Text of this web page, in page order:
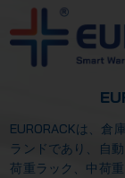
EURORACKは、倉
ランドであり、自
荷重ラック、中荷